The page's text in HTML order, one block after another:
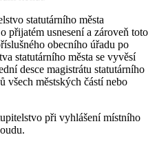
statutárního města
přijatém usnesení a zároveň toto
obecního úřadu po
statutárního města se vyvěsí
desce magistrátu statutárního
všech městských částí nebo
při vyhlášení místního